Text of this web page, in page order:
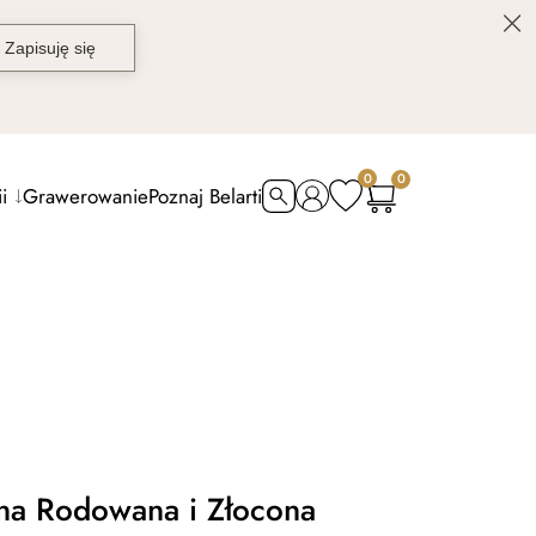
GrawerowaniePoznaj Belarti
0 0
Rodowana i Złocona